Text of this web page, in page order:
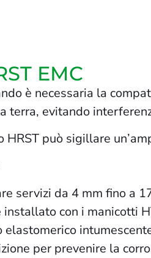
EMC
è necessaria la
terra, evitando
può sigillare
servizi da 4 mm fino a
con i manicotti
elastomerico
per prevenire la